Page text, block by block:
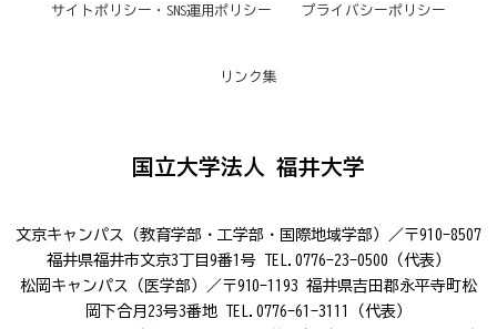
サイトポリシー・SNS運用ポリシー プライバシーポリシー
リンク集
国立大学法人 福井大学
文京キャンパス（教育学部・工学部・国際地域学部）／〒910-8507
福井県福井市文京3丁目9番1号 TEL.0776-23-0500（代表）
松岡キャンパス（医学部）／〒910-1193 福井県吉田郡永平寺町松
岡下合月23号3番地 TEL.0776-61-3111（代表）